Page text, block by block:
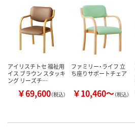
アイリスチトセ 福祉用
イス ブラウン スタッキ
ング リーズチ…
￥69,600（税込）
ファミリー・ライフ 立
ち座りサポートチェア
￥10,460～（税込）